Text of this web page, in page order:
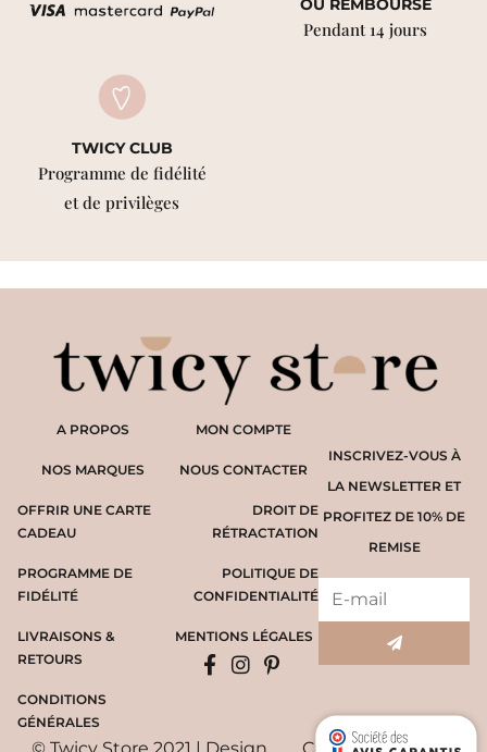
OU REMBOURSÉ
Pendant 14 jours
TWICY CLUB
Programme de fidélité
et de privilèges
A PROPOS
NOS MARQUES
OFFRIR UNE CARTE
CADEAU
PROGRAMME DE
FIDÉLITÉ
LIVRAISONS &
RETOURS
CONDITIONS
GÉNÉRALES
INSCRIVEZ-VOUS À
LA NEWSLETTER ET
PROFITEZ DE 10% DE
REMISE
MON COMPTE
NOUS CONTACTER
DROIT DE
RÉTRACTATION
POLITIQUE DE
CONFIDENTIALITÉ
MENTIONS LÉGALES